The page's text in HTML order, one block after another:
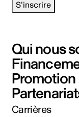
S'inscrire
Qui nous
Promotion
Carrières